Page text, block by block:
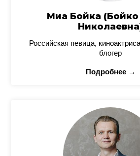
Миа Бойка
Российская певица,
блогер
Подробнее →